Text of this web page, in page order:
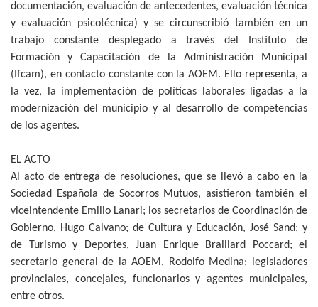
documentación, evaluación de antecedentes, evaluación técnica
y evaluación psicotécnica) y se circunscribió también en un
trabajo constante desplegado a través del Instituto de
Formación y Capacitación de la Administración Municipal
(Ifcam), en contacto constante con la AOEM. Ello representa, a
la vez, la implementación de políticas laborales ligadas a la
modernización del municipio y al desarrollo de competencias
de los agentes.
EL ACTO
Al acto de entrega de resoluciones, que se llevó a cabo en la
Sociedad Española de Socorros Mutuos, asistieron también el
viceintendente Emilio Lanari; los secretarios de Coordinación de
Gobierno, Hugo Calvano; de Cultura y Educación, José Sand; y
de Turismo y Deportes, Juan Enrique Braillard Poccard; el
secretario general de la AOEM, Rodolfo Medina; legisladores
provinciales, concejales, funcionarios y agentes municipales,
entre otros.